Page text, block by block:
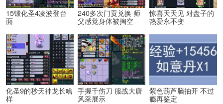
15锻化圣4凌波登台
面
240多次门贡兑换 师
父感觉身体被掏空
惊喜天天见 对盘子的
热爱永不变
化圣9的秒天神龙长啥
样
手握千伤刀 服战大唐
风采展示
紫色葫芦脑抽开 不过
瘾再鉴定